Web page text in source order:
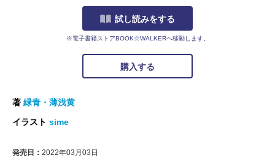
試し読みをする
※電子書籍ストアBOOK☆WALKERへ移動します。
購入する
著 緑青・薄浅黄
イラスト sime
発売日： 2022年03月03日